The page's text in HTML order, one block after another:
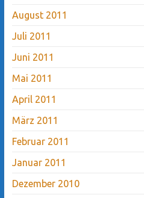
August 2011
Juli 2011
Juni 2011
Mai 2011
April 2011
März 2011
Februar 2011
Januar 2011
Dezember 2010